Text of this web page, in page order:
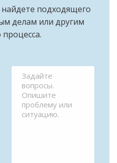
подходящего
делам или другим